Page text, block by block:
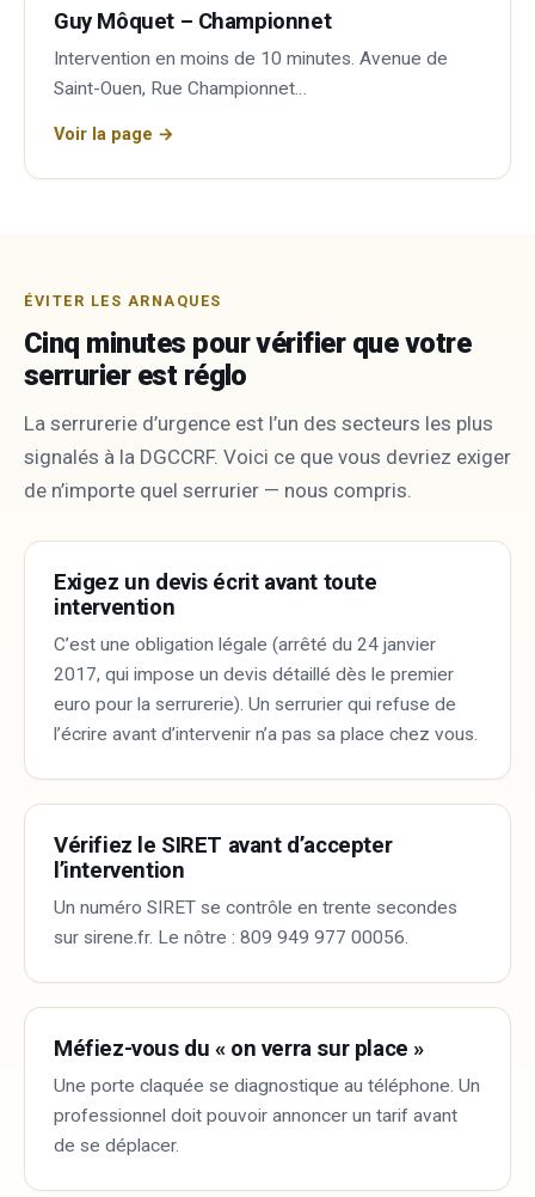
Guy Môquet – Championnet
Intervention en moins de 10 minutes. Avenue de
Saint-Ouen, Rue Championnet…
Voir la page →
ÉVITER LES ARNAQUES
Cinq minutes pour vérifier que votre
serrurier est réglo
La serrurerie d’urgence est l’un des secteurs les plus
signalés à la DGCCRF. Voici ce que vous devriez exiger
de n’importe quel serrurier — nous compris.
Exigez un devis écrit avant toute
intervention
C’est une obligation légale (arrêté du 24 janvier
2017, qui impose un devis détaillé dès le premier
euro pour la serrurerie). Un serrurier qui refuse de
l’écrire avant d’intervenir n’a pas sa place chez vous.
Vérifiez le SIRET avant d’accepter
l’intervention
Un numéro SIRET se contrôle en trente secondes
sur sirene.fr. Le nôtre : 809 949 977 00056.
Méfiez-vous du « on verra sur place »
Une porte claquée se diagnostique au téléphone. Un
professionnel doit pouvoir annoncer un tarif avant
de se déplacer.